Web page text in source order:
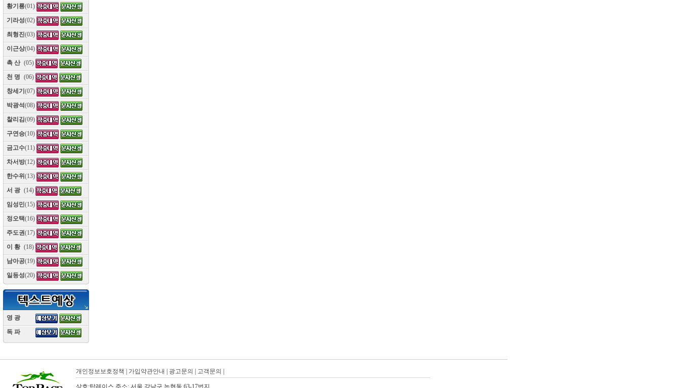
황기룡(01)
기라성(02)
최형진(03)
이근상(04)
촉 산 (05)
천 명 (06)
창세기 (07)
박광석(08)
찰리김(09)
구연승(10)
금고수(11)
차서방(12)
한수위 (13)
서 광 (14)
임성민(15)
정오택(16)
주도권(17)
이 황 (18)
남아공(19)
일등성(20)
영 광
독 파
개인정보보호정책 가입약관안내 광고문의 고객문의
상호:탑레이스 주소: 서울 강남구 논현동 63-17번지